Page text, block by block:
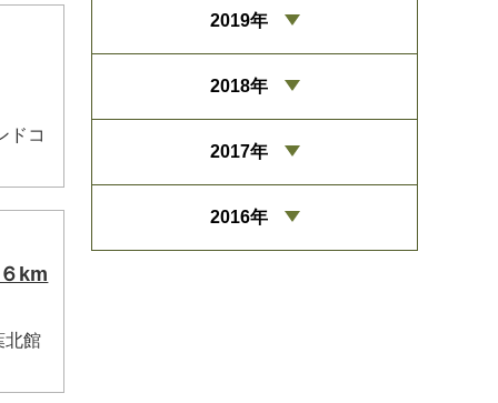
ドコ
km
北館
2019年
2018年
2017年
2016年